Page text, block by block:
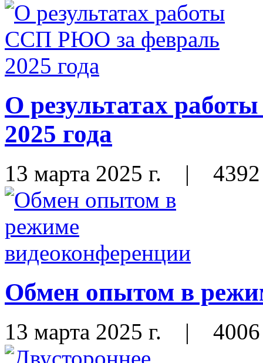
О результатах
2025 года
13 марта 2025 г. | 4392
Обмен опытом в
13 марта 2025 г. | 4006